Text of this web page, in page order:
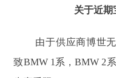
关于近期
由于供应商博世
致BMW 1系，BMW 2